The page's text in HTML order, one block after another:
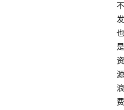
不
发
也
是
资
源
浪
费